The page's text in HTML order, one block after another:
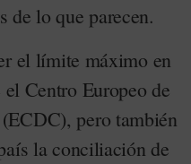
de lo que parecen.
el límite máximo en
Centro Europeo de
pero también
la conciliación de